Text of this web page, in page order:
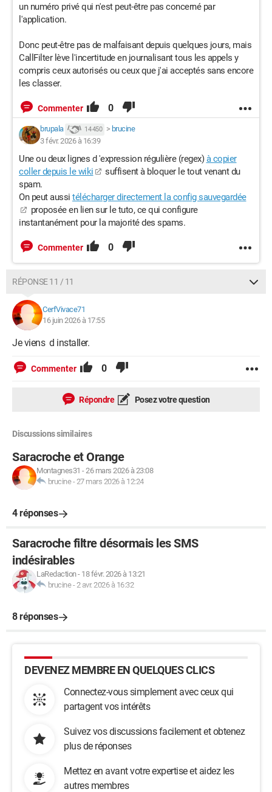
un numéro privé qui n'est peut-être pas concerné par
l'application.
Donc peut-être pas de malfaisant depuis quelques jours, mais
CallFilter lève l'incertitude en journalisant tous les appels y
compris ceux autorisés ou ceux que j'ai acceptés sans encore
les classer.
Commenter 0
brupala 14 450 > brucine
3 févr. 2026 à 16:39
Une ou deux lignes d 'expression régulière (regex)à copier
coller depuis le wiki
suffisent à bloquer le tout venant du
spam.
On peut aussi télécharger directement la config sauvegardée
proposée en lien sur le tuto, ce qui configure
instantanément pour la majorité des spams.
Commenter 0
RÉPONSE 11 / 11
CerfVivace71
16 juin 2026 à 17:55
Je viens d installer.
Commenter 0
Répondre Posez votre question
Discussions similaires
Saracroche et Orange
Montagnes31 -26 mars 2026 à 23:08
brucine-27 mars 2026 à 12:24
4 réponses
Saracroche filtre désormais les SMS
indésirables
LaRedaction- 18 févr. 2026 à 13:21
brucine-2 avr. 2026 à 16:32
8 réponses
DEVENEZ MEMBRE EN QUELQUES CLICS
Connectez-vous simplement avec ceux qui
partagent vos intérêts
Suivez vos discussions facilement et obtenez
plus de réponses
Mettez en avant votre expertise et aidez les
autres membres